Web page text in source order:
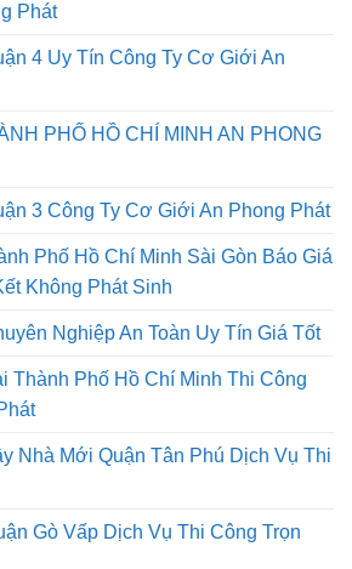
Phát
4 Uy Tín Công Ty Cơ Giới An
PHỐ HỒ CHÍ MINH AN PHONG
3 Công Ty Cơ Giới An Phong Phát
Phố Hồ Chí Minh Sài Gòn Báo Giá
Không Phát Sinh
Nghiệp An Toàn Uy Tín Giá Tốt
Thành Phố Hồ Chí Minh Thi Công
Nhà Mới Quận Tân Phú Dịch Vụ Thi
Gò Vấp Dịch Vụ Thi Công Trọn